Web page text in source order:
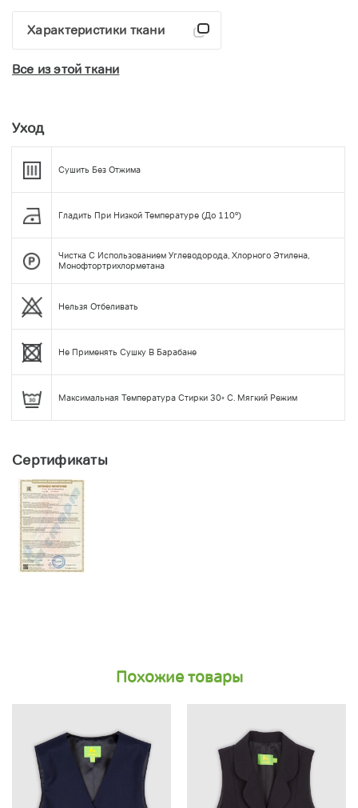
Характеристики ткани
Все из этой ткани
Уход
Сушить Без Отжима
Гладить При Низкой Температуре (до 110°)
Чистка С Использованием Углеводорода, Хлорного Этилена,
Монофтортрихлорметана
Нельзя Отбеливать
Не Применять Сушку В Барабане
Максимальная Температура Стирки 30◦ С. Мягкий Режим
Сертификаты
Похожие товары